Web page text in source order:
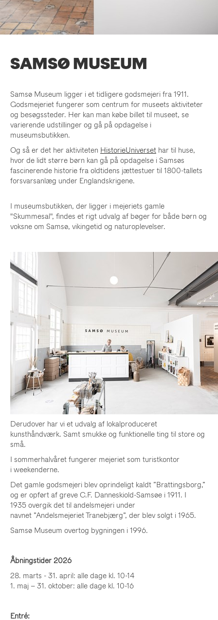
SAMSØ MUSEUM
Samsø Museum ligger i et tidligere godsmejeri fra 1911.
Godsmejeriet fungerer som centrum for museets aktiviteter
og besøgssteder. Her kan man købe billet til museet, se
varierende udstillinger og gå på opdagelse i
museumsbutikken.
Og så er det her aktiviteten HistorieUniverset har til huse,
hvor de lidt større børn kan gå på opdagelse i Samsøs
fascinerende historie fra oldtidens jættestuer til 1800-tallets
forsvarsanlæg under Englandskrigene.
I museumsbutikken, der ligger i mejeriets gamle
"Skummesal", findes et rigt udvalg af bøger for både børn og
voksne om Samsø, vikingetid og naturoplevelser.
Derudover har vi et udvalg af lokalproduceret
kunsthåndværk. Samt smukke og funktionelle ting til store og
små.
I sommerhalvåret fungerer mejeriet som turistkontor
i weekenderne.
Det gamle godsmejeri blev oprindeligt kaldt ”Brattingsborg,”
og er opført af greve C.F. Danneskiold-Samsøe i 1911. I
1935 overgik det til andelsmejeri under
navnet ”Andelsmejeriet Tranebjærg”, der blev solgt i 1965.
Samsø Museum overtog bygningen i 1996.
Åbningstider 2026
28. marts - 31. april: alle dage kl. 10-14
1. maj – 31. oktober: alle dage kl. 10-16
Entré: